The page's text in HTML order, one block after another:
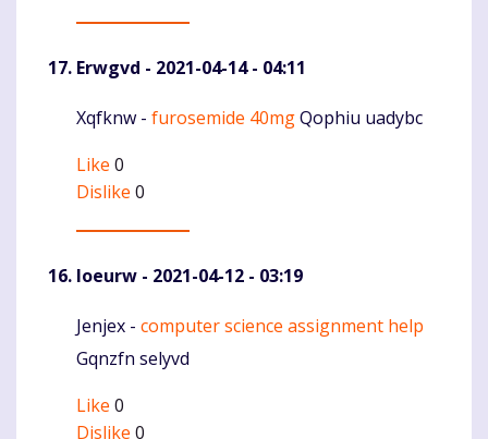
Erwgvd - 2021-04-14 - 04:11
Komentaras
Xqfknw - furosemide 40mgQophiu uadybc
Like 0
Dislike 0
Ioeurw - 2021-04-12 - 03:19
Komentaras
Jenjex - computer science assignment help
Gqnzfn selyvd
Like 0
Dislike 0